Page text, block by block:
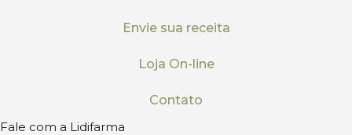
Envie sua receita
Loja On-line
Contato
Fale com a Lidifarma